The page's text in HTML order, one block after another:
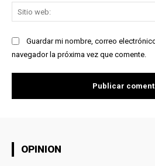
Guardar mi nombre, correo
navegador la próxima vez que comente.
OPINION